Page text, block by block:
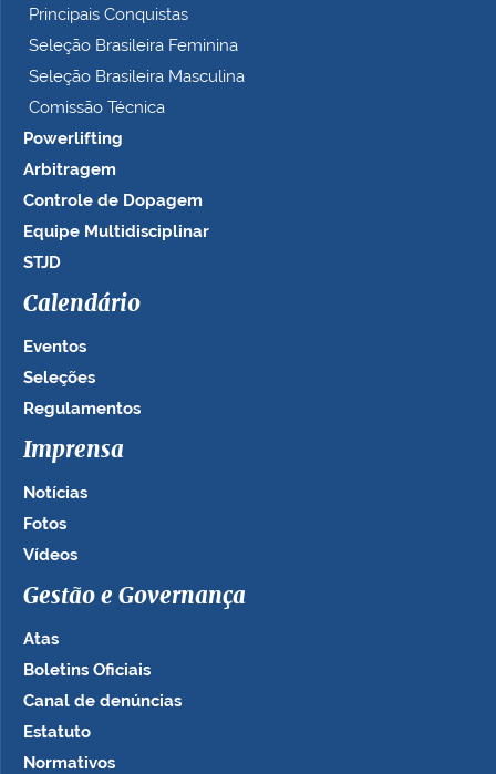
Principais Conquistas
Seleção Brasileira Feminina
Seleção Brasileira Masculina
Comissão Técnica
Powerlifting
Arbitragem
Controle de Dopagem
Equipe Multidisciplinar
STJD
Calendário
Eventos
Seleções
Regulamentos
Imprensa
Notícias
Fotos
Vídeos
Gestão e Governança
Atas
Boletins Oficiais
Canal de denúncias
Estatuto
Normativos